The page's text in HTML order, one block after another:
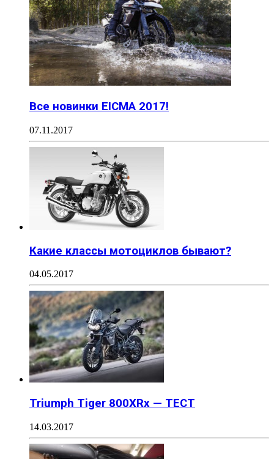
Все новинки EICMA 2017!
07.11.2017
Какие классы мотоциклов бывают?
04.05.2017
Triumph Tiger 800XRx — ТЕСТ
14.03.2017